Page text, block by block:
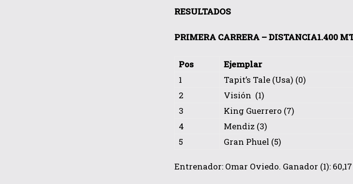
RESULTADOS
PRIMERA CARRERA – DISTANCIA1.400
Pos Ejemplar
1
Tapit’s Tale (Usa) (0)
2
Visión (1)
3
King Guerrero (7)
4
Mendiz (3)
5
Gran Phuel (5)
Entrenador: Omar Oviedo. Ganador (1):